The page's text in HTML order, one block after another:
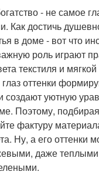
- не самое
Как достичь
в доме - вот что
роль играют
текстиля и
оттенки
создают уютную
Поэтому,
фактуру
Ну, а его оттенки
даже